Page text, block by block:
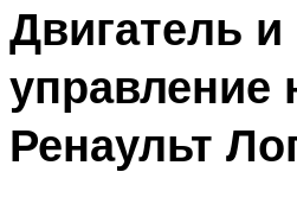
Двигатель и
управление
Ренаульт